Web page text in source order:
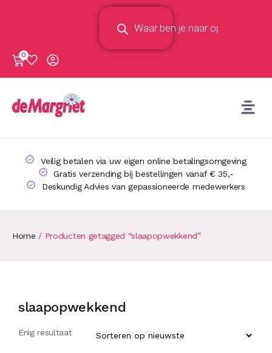
0
Veilig betalen via uw eigen online betalingsomgeving
Gratis verzending bij bestellingen vanaf € 35,-
Deskundig Advies van gepassioneerde medewerkers
Home / Producten getagged “slaapopwekkend”
slaapopwekkend
Enig resultaat